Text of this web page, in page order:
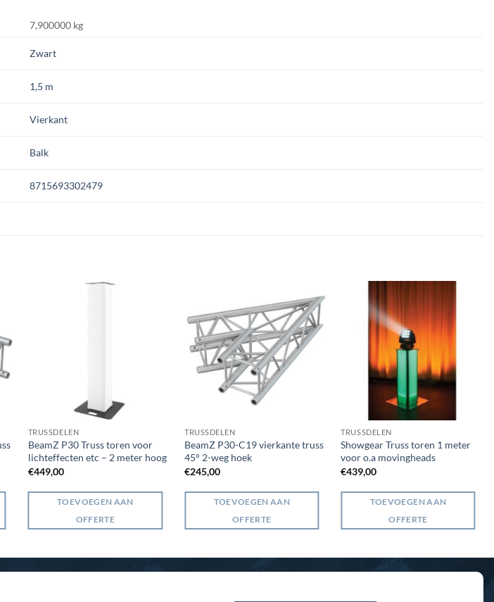
7,900000 kg
Zwart
1,5 m
Vierkant
Balk
8715693302479
TRUSSDELEN
BeamZ P30 Truss toren voor
lichteffecten etc – 2 meter hoog
€449,00
TOEVOEGEN AAN
OFFERTE
TRUSSDELEN
BeamZ P30-C19 vierkante truss
45° 2-weg hoek
€245,00
TOEVOEGEN AAN
OFFERTE
TRUSSDELEN
Showgear Truss toren 1 meter
voor o.a movingheads
€439,00
TOEVOEGEN AAN
OFFERTE